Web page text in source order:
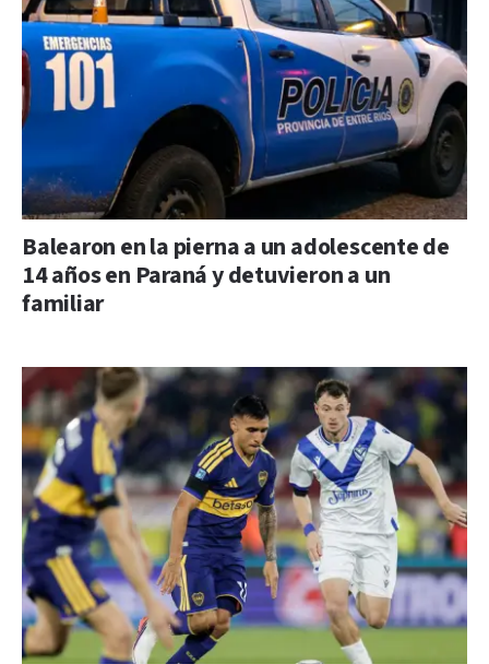
Balearon en la pierna a un adolescente de
14 años en Paraná y detuvieron a un
familiar